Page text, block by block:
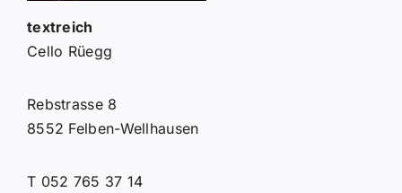
textreich
Cello Rüegg
Rebstrasse 8
8552 Felben-Wellhausen
T 052 765 37 14